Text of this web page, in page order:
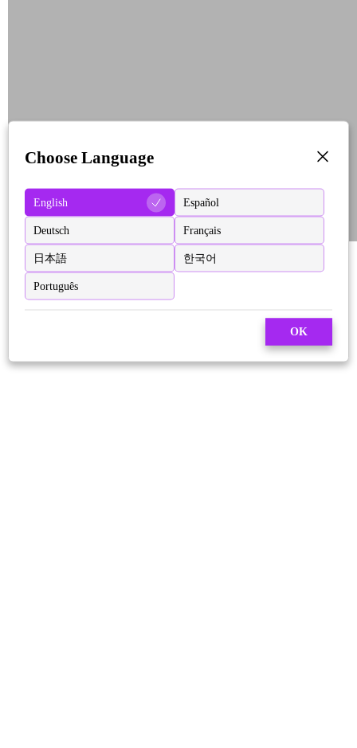
Choose Language
English Español
Deutsch Français
日本語 한국어
Português
OK